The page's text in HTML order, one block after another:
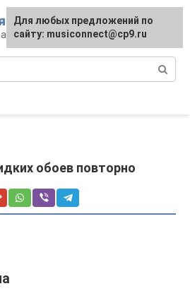
хранения
обоев повторно
Для любых предложений по
сайту: musiconnect@cp9.ru